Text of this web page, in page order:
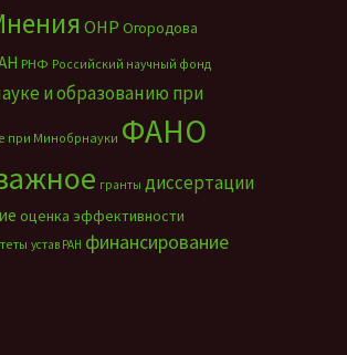
ОНР Огородова
РНФ Российский научный фонд
и образованию при
при Минобрнауки ФАНО
гранты диссертации
оценка эффективности
устав РАН финансирование